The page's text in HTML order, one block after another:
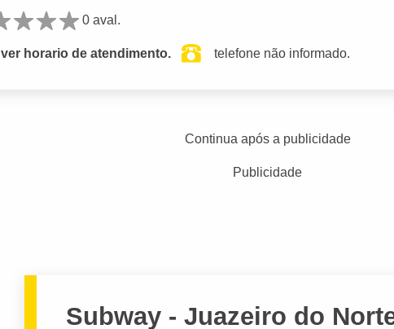
0 aval.
ver horario de atendimento. telefone não informado.
Continua após a publicidade
Publicidade
Subway - Juazeiro do